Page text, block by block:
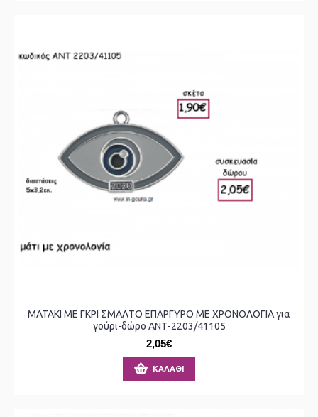
ΜΑΤΑΚΙ ΜΕ ΓΚΡΙ ΣΜΑΛΤΟ ΕΠΑΡΓΥΡΟ ΜΕ ΧΡΟΝΟΛΟΓΙΑ για
γούρι-δώρο ΑΝΤ-2203/41105
2,05€
ΚΑΛΆΘΙ